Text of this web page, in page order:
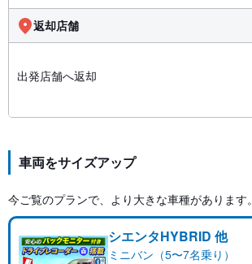
返却店舗
出発店舗へ返却
車両をサイズアップ
今ご覧のプランで、より大きな車種があります。
シエンタHYBRID 他
ミニバン（5〜7名乗り）